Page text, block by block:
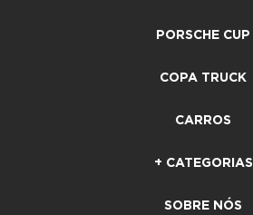
PORSCHE CUP
COPA TRUCK
CARROS
+ CATEGORIAS
SOBRE NÓS